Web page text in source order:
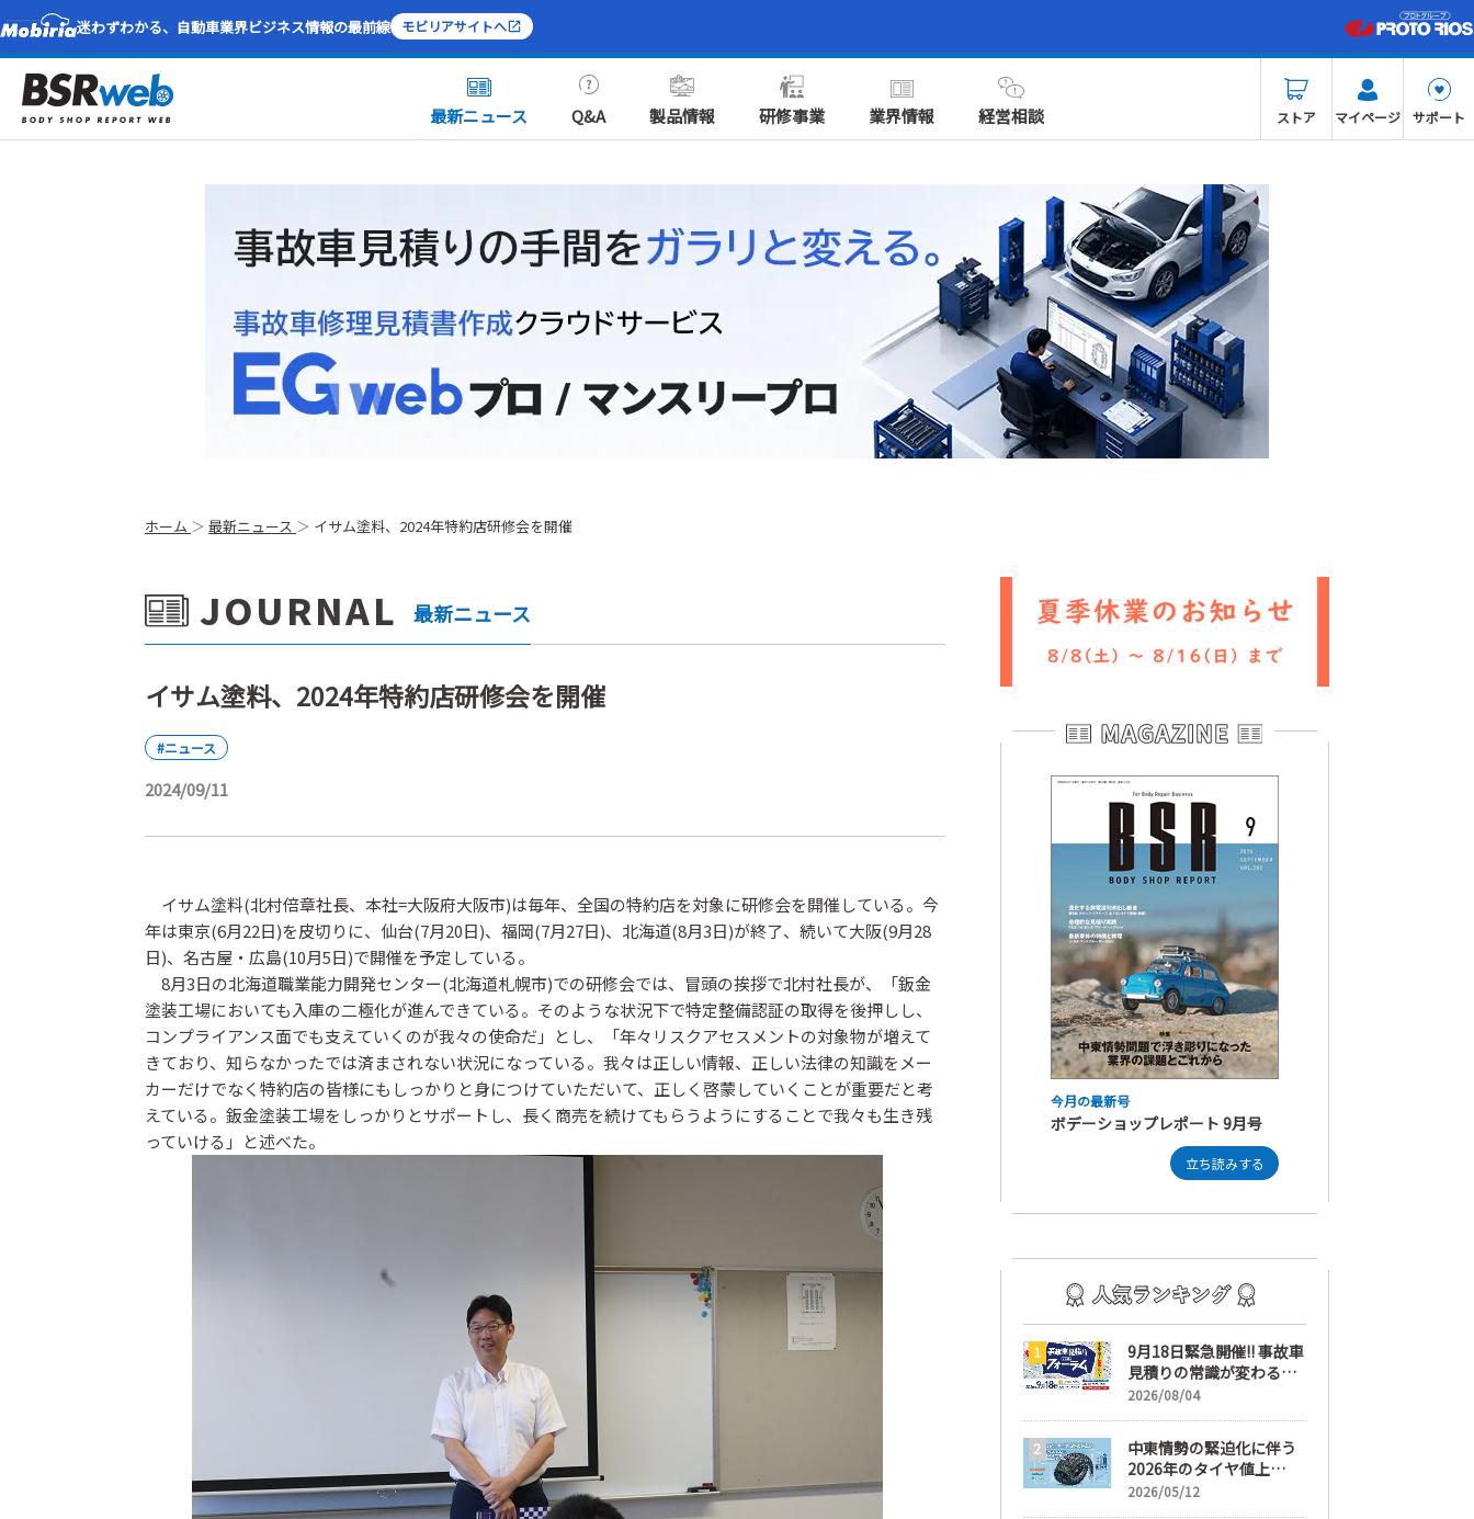
迷わずわかる、自動車業界ビジネス情報の最前線 モビリアサイトへ
最新ニュース Q&A 製品情報 研修事業 業界情報 経営相談 ストア マイページ サポート
ホーム 最新ニュース イサム塗料、2024年特約店研修会を開催
JOURNAL 最新ニュース
イサム塗料、2024年特約店研修会を開催
#ニュース
2024/09/11
イサム塗料(北村倍章社長、本社=大阪府大阪市)は毎年、全国の特約店を対象に研修会を開催している。今
年は東京(6月22日)を皮切りに、仙台(7月20日)、福岡(7月27日)、北海道(8月3日)が終了、続いて大阪(9月28
日)、名古屋・広島(10月5日)で開催を予定している。
8月3日の北海道職業能力開発センター(北海道札幌市)での研修会では、冒頭の挨拶で北村社長が、「鈑金
塗装工場においても入庫の二極化が進んできている。そのような状況下で特定整備認証の取得を後押しし、
コンプライアンス面でも支えていくのが我々の使命だ」とし、「年々リスクアセスメントの対象物が増えて
きており、知らなかったでは済まされない状況になっている。我々は正しい情報、正しい法律の知識をメー
カーだけでなく特約店の皆様にもしっかりと身につけていただいて、正しく啓蒙していくことが重要だと考
えている。鈑金塗装工場をしっかりとサポートし、長く商売を続けてもらうようにすることで我々も生き残
っていける」と述べた。
今月の最新号
ボデーショップレポート 9月号
立ち読みする
9月18日緊急開催!! 事故車
見積りの常識が変わる
「事故車見積りフォーラ
2026/08/04
中東情勢の緊迫化に伴う
2026年のタイヤ値上
げ！ 値上げ実施1ヶ月前
2026/05/12